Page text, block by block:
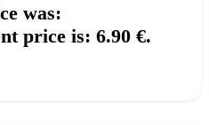
was:
price is: 6.90 €.